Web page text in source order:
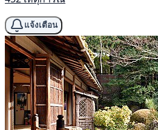
แจ้งเตือน